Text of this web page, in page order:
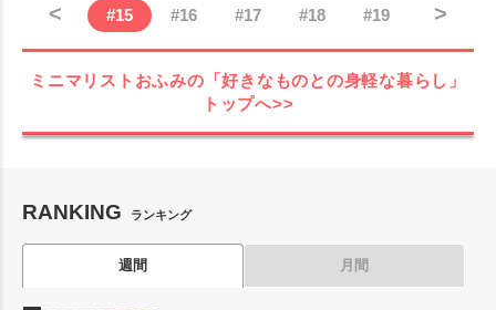
< #15 #16 #17 #18 #19 >
ミニマリストおふみの「好きなものとの身軽な暮らし」
トップへ>>
RANKING ランキング
週間 月間